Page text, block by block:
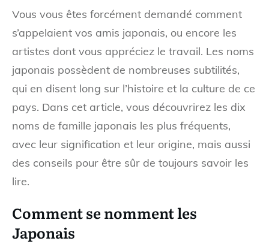
Vous vous êtes forcément demandé comment
s’appelaient vos amis japonais, ou encore les
artistes dont vous appréciez le travail. Les noms
japonais possèdent de nombreuses subtilités,
qui en disent long sur l’histoire et la culture de ce
pays. Dans cet article, vous découvrirez les dix
noms de famille japonais les plus fréquents,
avec leur signification et leur origine, mais aussi
des conseils pour être sûr de toujours savoir les
lire.
Comment se nomment les
Japonais